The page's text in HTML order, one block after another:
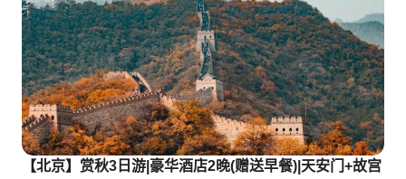
【北京】赏秋3日游|豪华酒店2晚(赠送早餐)|天安门+故宫